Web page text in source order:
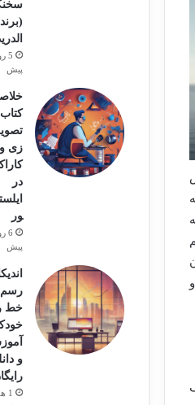
(برندا
5
پیش
زی و
در
ور
6
پیش
رسم
خط
و
1